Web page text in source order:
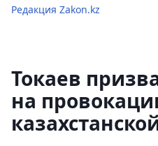
Редакция Zakon.kz
Токаев
на